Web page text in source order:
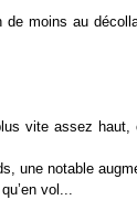
moins au
vite assez
une notable
vol...